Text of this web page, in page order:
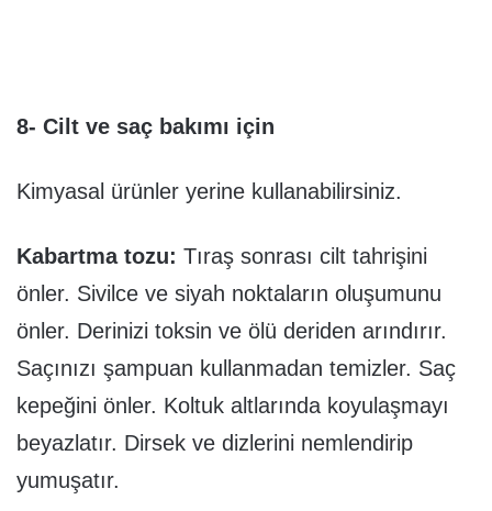
8- Cilt ve saç bakımı için
Kimyasal ürünler yerine kullanabilirsiniz.
Kabartma tozu: Tıraş sonrası cilt tahrişini
önler. Sivilce ve siyah noktaların oluşumunu
önler. Derinizi toksin ve ölü deriden arındırır.
Saçınızı şampuan kullanmadan temizler. Saç
kepeğini önler. Koltuk altlarında koyulaşmayı
beyazlatır. Dirsek ve dizlerini nemlendirip
yumuşatır.